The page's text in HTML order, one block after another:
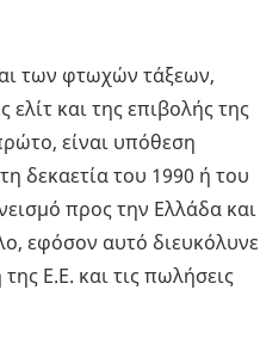
των φτωχών τάξεων,
και της επιβολής της
είναι υπόθεση
δεκαετία του 1990 ή του
προς την Ελλάδα και
εφόσον αυτό διευκόλυνε
Ε.Ε. και τις πωλήσεις